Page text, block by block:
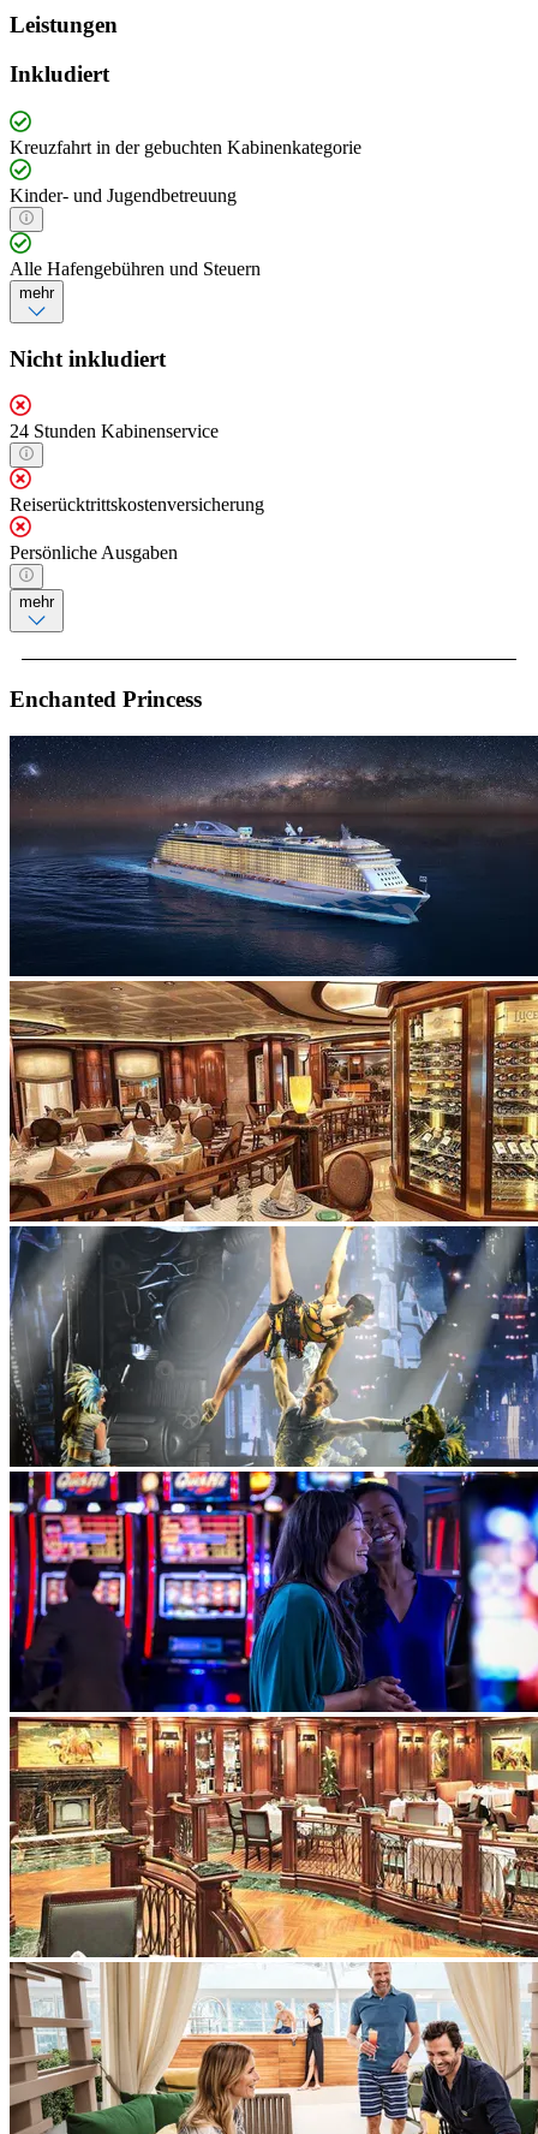
Leistungen
Inkludiert
Kreuzfahrt in der gebuchten Kabinenkategorie
Kinder- und Jugendbetreuung
Alle Hafengebühren und Steuern
mehr
Nicht inkludiert
24 Stunden Kabinenservice
Reiserücktrittskostenversicherung
Persönliche Ausgaben
mehr
Enchanted Princess